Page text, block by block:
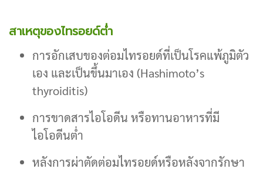
สาเหตุของไทรอยด์ต่ำ
การอักเสบของต่อมไทรอยด์ที่เป็นโรคแพ้ภูมิตัว
เอง และเป็นขึ้นมาเอง (Hashimoto’s
thyroiditis)
การขาดสารไอโอดีน หรือทานอาหารที่มี
ไอโอดีนต่ำ
หลังการผ่าตัดต่อมไทรอยด์หรือหลังจากรักษา